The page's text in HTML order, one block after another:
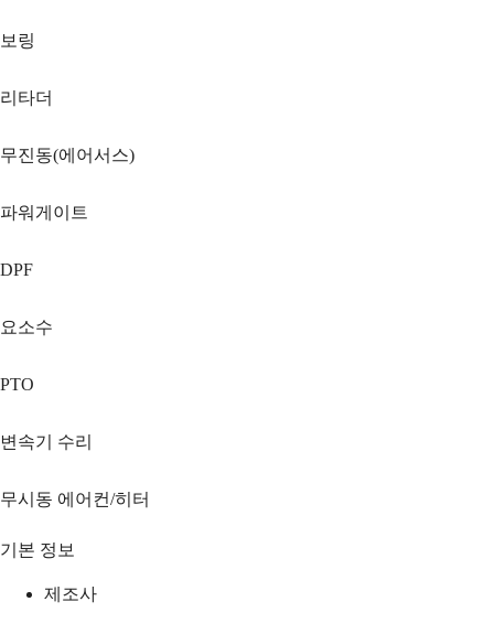
보링
리타더
무진동(에어서스)
파워게이트
DPF
요소수
PTO
변속기 수리
무시동 에어컨/히터
기본 정보
제조사